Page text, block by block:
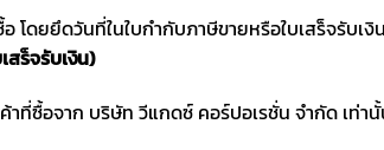
โดยยึดวันที่ในใบกำกับภาษีขายหรือใบเสร็จรับเงิ
สร็จรับเงิน)
าที่ซื้อจาก บริษัท วีแกดซ์ คอร์ปอเรชั่น จำกัด เท่า